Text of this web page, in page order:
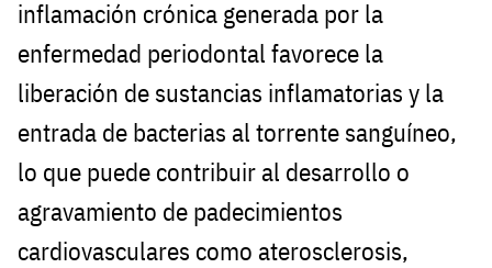
inflamación crónica generada por la
enfermedad periodontal favorece la
liberación de sustancias inflamatorias y la
entrada de bacterias al torrente sanguíneo,
lo que puede contribuir al desarrollo o
agravamiento de padecimientos
cardiovasculares como aterosclerosis,